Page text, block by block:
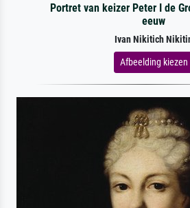
Portret van keizer Peter I de
eeuw
Ivan Nikitich
Afbeelding kiezen